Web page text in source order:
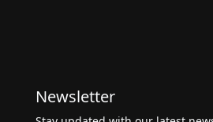
Newsletter